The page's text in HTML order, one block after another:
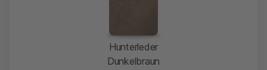
Hunterleder
Dunkelbraun